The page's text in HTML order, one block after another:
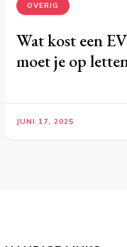
OVERIG
Wat kost een
moet je op
JUNI 17, 2025